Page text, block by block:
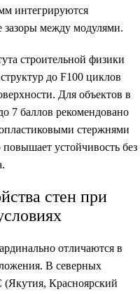
интегрируются
зазоры между модулями.
строительной физики
до F100 циклов
Для объектов в
7 баллов рекомендовано
стержнями
устойчивость без
стен при
отличаются в
В северных
(Якутия, Красноярский